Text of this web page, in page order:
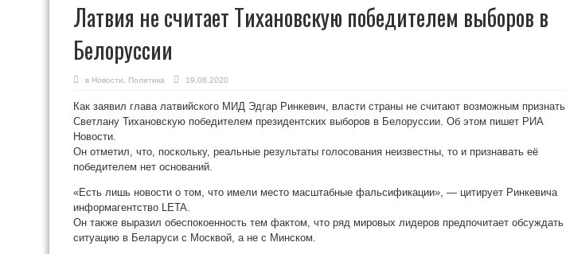
Латвия не считает Тихановскую победителем выборов в
Белоруссии
в Новости Политика 19.08.2020
Как заявил глава латвийского МИД Эдгар Ринкевич, власти страны не считают возможным признать
Светлану Тихановскую победителем президентских выборов в Белоруссии. Об этом пишет РИА
Новости.
Он отметил, что, поскольку, реальные результаты голосования неизвестны, то и признавать её
победителем нет оснований.
«Есть лишь новости о том, что имели место масштабные фальсификации», — цитирует Ринкевича
информагентство LETA.
Он также выразил обеспокоенность тем фактом, что ряд мировых лидеров предпочитает обсуждать
ситуацию в Беларуси с Москвой, а не с Минском.